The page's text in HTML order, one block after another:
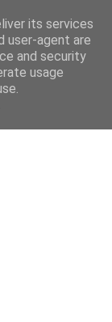
its services
user-agent are
and security
usage